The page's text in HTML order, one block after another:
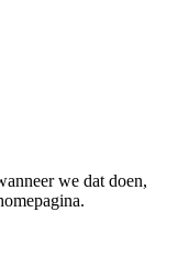
we dat doen,